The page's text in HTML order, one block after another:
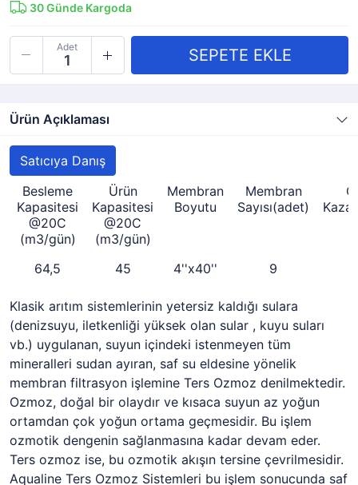
30Günde Kargoda
Adet
Ürün Açıklaması
Satıcıya Danış
Besleme
Kapasitesi
@20C
(m3/gün)
Ürün
Kapasitesi
@20C
(m3/gün)
Membran
Boyutu
Membran
Sayısı(adet)
64,5 45 4''x40'' 9
Klasik arıtım sistemlerinin yetersiz kaldığı sulara
(denizsuyu, iletkenliği yüksek olan sular , kuyu suları
vb.) uygulanan, suyun içindeki istenmeyen tüm
mineralleri sudan ayıran, saf su eldesine yönelik
membran filtrasyon işlemine Ters Ozmoz denilmektedir.
Ozmoz, doğal bir olaydır ve kısaca suyun az yoğun
ortamdan çok yoğun ortama geçmesidir. Bu işlem
ozmotik dengenin sağlanmasına kadar devam eder.
Ters ozmoz ise, bu ozmotik akışın tersine çevrilmesidir.
Aqualine Ters Ozmoz Sistemleri bu işlem sonucunda saf